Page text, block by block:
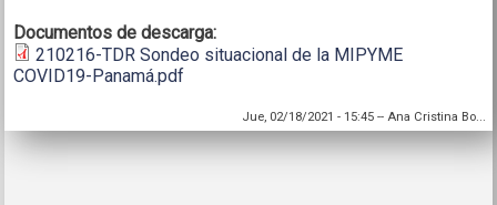
Documentos de descarga:
210216-TDR Sondeo situacional de la MIPYME
COVID19-Panamá.pdf
Jue, 02/18/2021 - 15:45-- Ana Cristina Bo...